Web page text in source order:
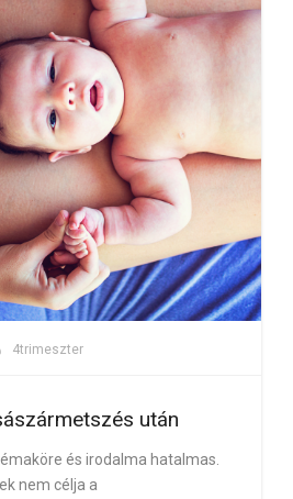
4trimeszter
után
és irodalma hatalmas.
nem célja a